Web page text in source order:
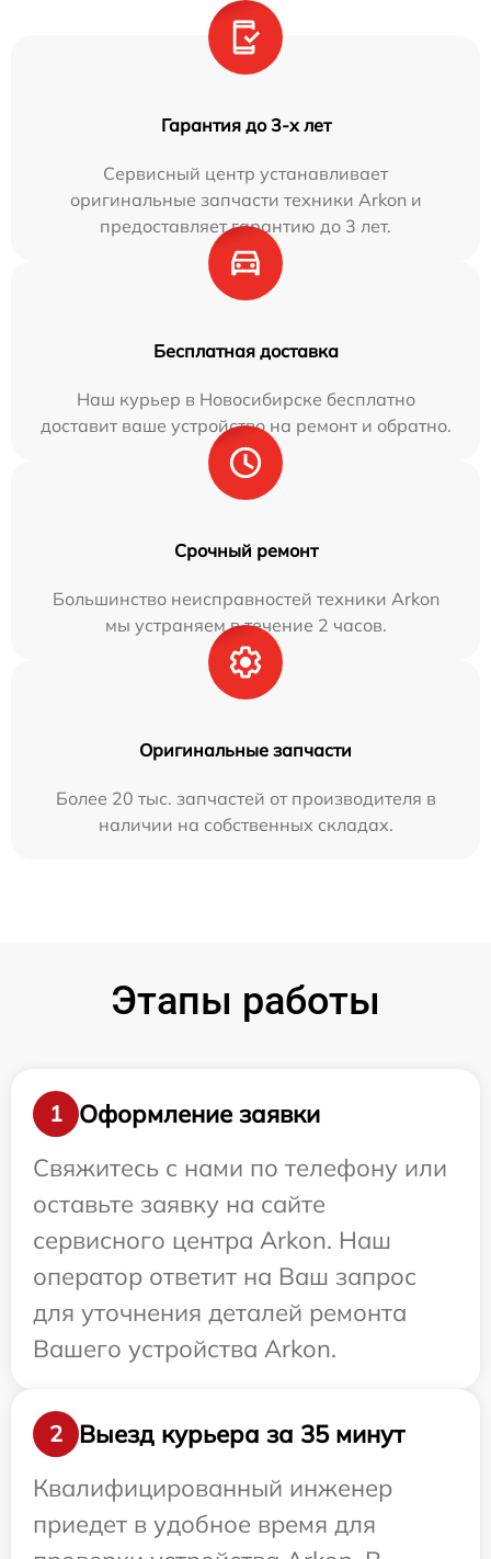
Гарантия до 3-х лет
Сервисный центр устанавливает
оригинальные запчасти техники Arkon и
предоставляет гарантию до 3 лет.
Бесплатная доставка
Наш курьер в Новосибирске бесплатно
доставит ваше устройство на ремонт и обратно.
Срочный ремонт
Большинство неисправностей техники Arkon
мы устраняем в течение 2 часов.
Оригинальные запчасти
Более 20 тыс. запчастей от производителя в
наличии на собственных складах.
Этапы работы
1
Оформление заявки
Свяжитесь с нами по телефону или
оставьте заявку на сайте
сервисного центра Arkon. Наш
оператор ответит на Ваш запрос
для уточнения деталей ремонта
Вашего устройства Arkon.
2
Выезд курьера за 35 минут
Квалифицированный инженер
приедет в удобное время для